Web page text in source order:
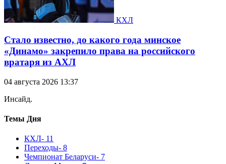
КХЛ
Стало известно, до какого года минское
«Динамо» закрепило права на российского
вратаря из АХЛ
04 августа 2026 13:37
Инсайд.
Темы Дня
КХЛ- 11
Переходы- 8
Чемпионат Беларуси- 7